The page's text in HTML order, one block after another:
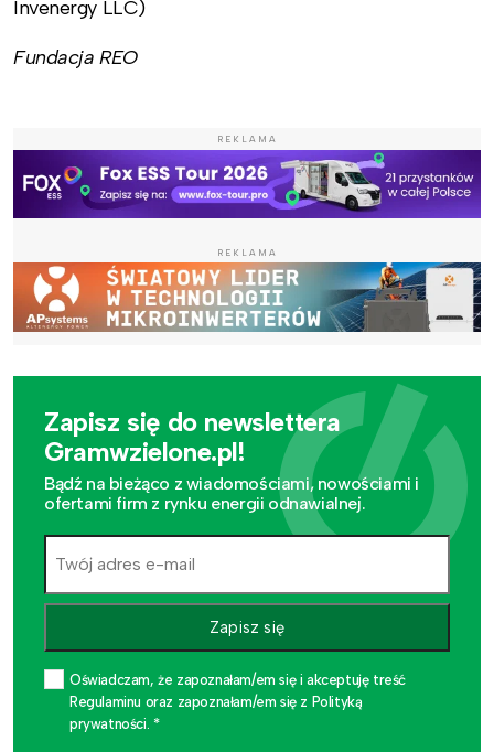
Invenergy LLC)
Fundacja REO
REKLAMA
REKLAMA
Zapisz się do newslettera
Gramwzielone.pl!
Bądź na bieżąco z wiadomościami, nowościami i
ofertami firm z rynku energii odnawialnej.
Zapisz się
Oświadczam, że zapoznałam/em się i akceptuję treść
Regulaminu oraz zapoznałam/em się z Polityką
prywatności. *